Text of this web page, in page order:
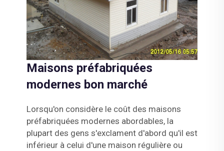
Maisons préfabriquées
modernes bon marché
Lorsqu'on considère le coût des maisons
préfabriquées modernes abordables, la
plupart des gens s'exclament d'abord qu'il est
inférieur à celui d'une maison régulière ou